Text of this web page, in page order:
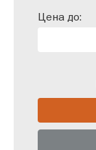
Цена до: